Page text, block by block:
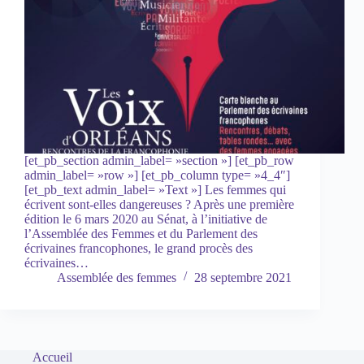
[et_pb_section admin_label= »section »] [et_pb_row
admin_label= »row »] [et_pb_column type= »4_4″]
[et_pb_text admin_label= »Text »] Les femmes qui
écrivent sont-elles dangereuses ? Après une première
édition le 6 mars 2020 au Sénat, à l’initiative de
l’Assemblée des Femmes et du Parlement des
écrivaines francophones, le grand procès des
écrivaines…
Assemblée des femmes
28 septembre 2021
Accueil